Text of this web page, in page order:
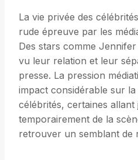
La vie privée des
rude épreuve par les
Des stars comme
vu leur relation et leur
presse. La pression
impact considérable sur la
célébrités, certaines allant
temporairement de la
retrouver un semblant de